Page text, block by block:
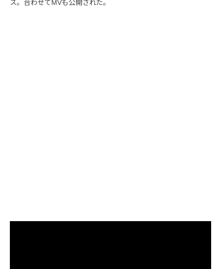
ス。合わせてMVも公開された。